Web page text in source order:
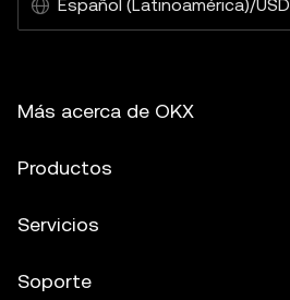
Español (Latinoamérica)/USD
Más acerca de OKX
Productos
Servicios
Soporte